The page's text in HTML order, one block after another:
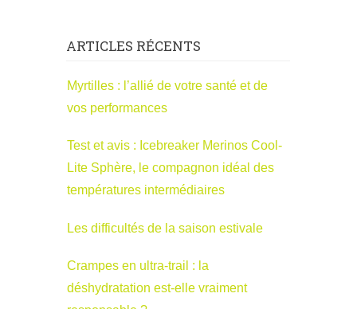
ARTICLES RÉCENTS
Myrtilles : l’allié de votre santé et de
vos performances
Test et avis : Icebreaker Merinos Cool-
Lite Sphère, le compagnon idéal des
températures intermédiaires
Les difficultés de la saison estivale
Crampes en ultra-trail : la
déshydratation est-elle vraiment